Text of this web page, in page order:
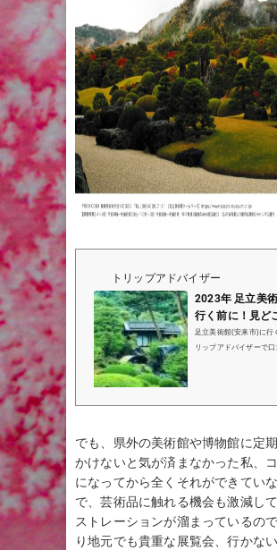
トリップアドバイザー
2023年 足立美
行く前に！見ど
チェック - トリ
ドバイザー
足立美術館(安来市)に行
リップアドバイザーで口
でも、県外の美術館や博物館に定
かけないと気が済まなかった私、
になってから全くそれができてい
で、芸術品に触れる機会も激減し
ストレーションが溜まっているの
り地元でも貴重な展覧会、行かな